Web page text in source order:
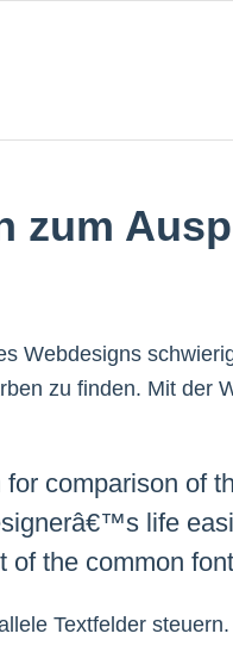
zum
Webdesigns
zu finden. Mit der
comparison of
life
the common
Textfelder